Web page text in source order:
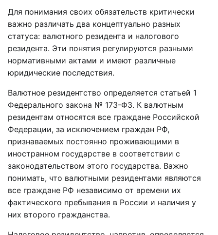
Для понимания своих обязательств критически
важно различать два концептуально разных
статуса: валютного резидента и налогового
резидента. Эти понятия регулируются разными
нормативными актами и имеют различные
юридические последствия.
Валютное резидентство определяется статьей 1
Федерального закона № 173-ФЗ. К валютным
резидентам относятся все граждане Российской
Федерации, за исключением граждан РФ,
признаваемых постоянно проживающими в
иностранном государстве в соответствии с
законодательством этого государства. Важно
понимать, что валютными резидентами являются
все граждане РФ независимо от времени их
фактического пребывания в России и наличия у
них второго гражданства.